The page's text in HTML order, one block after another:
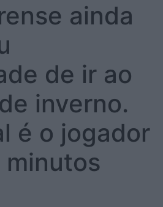
ainda
de ir ao
inverno.
é o jogador
minutos